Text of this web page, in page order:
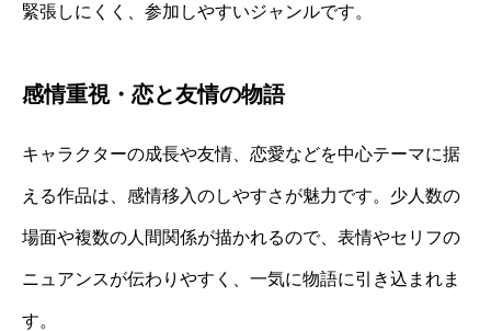
緊張しにくく、参加しやすいジャンルです。
感情重視・恋と友情の物語
キャラクターの成長や友情、恋愛などを中心テーマに据
える作品は、感情移入のしやすさが魅力です。少人数の
場面や複数の人間関係が描かれるので、表情やセリフの
ニュアンスが伝わりやすく、一気に物語に引き込まれま
す。